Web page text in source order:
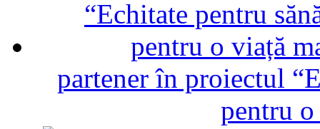
partener în proiectul
pentru